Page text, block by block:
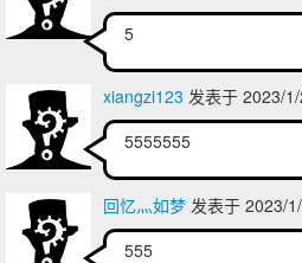
5
xiangzi123 发表于 2023/
5555555
回忆灬如梦 发表于 2023/
555